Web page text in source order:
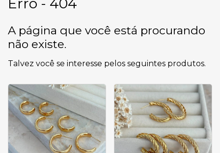
Erro - 404
A página que você está procurando
não existe.
Talvez você se interesse pelos seguintes produtos.